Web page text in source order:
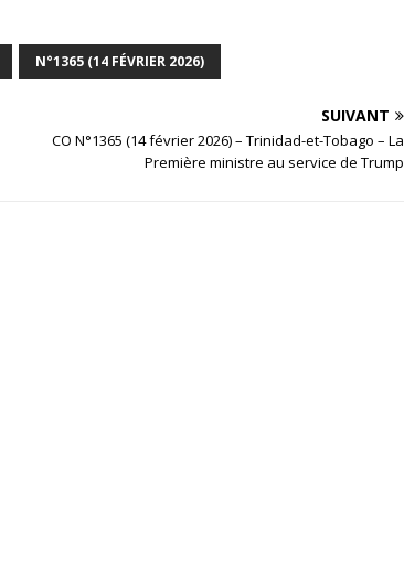
N°1365 (14 FÉVRIER 2026)
SUIVANT
CO N°1365 (14 février 2026) – Trinidad-et-Tobago – La
Première ministre au service de Trump